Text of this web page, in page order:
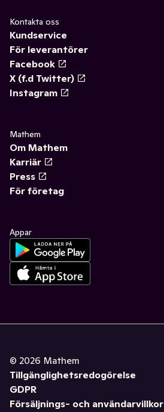
Kontakta oss
Kundservice
För leverantörer
Facebook
X (f.d Twitter)
Instagram
Mathem
Om Mathem
Karriär
Press
För företag
Appar
© 2026 Mathem
Tillgänglighetsredogörelse
GDPR
Försäljnings- och användarvillkor